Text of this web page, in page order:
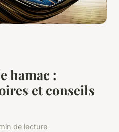
hamac :
et conseils
de lecture